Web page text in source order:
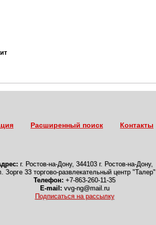
Расширенный поиск Контакты
г. Ростов-на-Дону, 344103 г. Ростов-на-Дону,
Зорге 33 торгово-развлекательный центр "Талер"
Телефон: +7-863-260-11-35
E-mail: vvg-ng@mail.ru
Подписаться на рассылку